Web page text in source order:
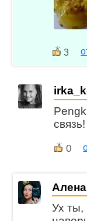
3
связь!
0
Ух ты,